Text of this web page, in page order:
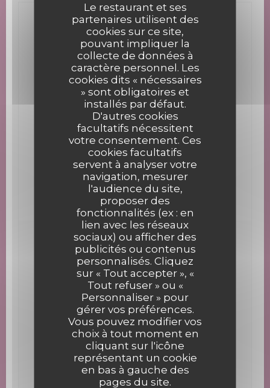
Le restaurant et ses
partenaires utilisent des
cookies sur ce site,
pouvant impliquer la
collecte de données à
caractère personnel. Les
cookies dits « nécessaires
» sont obligatoires et
installés par défaut.
D'autres cookies
facultatifs nécessitent
votre consentement. Ces
cookies facultatifs
servent à analyser votre
navigation, mesurer
l'audience du site,
proposer des
fonctionnalités (ex : en
lien avec les réseaux
sociaux) ou afficher des
publicités ou contenus
personnalisés. Cliquez
sur « Tout accepter », «
Tout refuser » ou «
Personnaliser » pour
gérer vos préférences.
Vous pouvez modifier vos
choix à tout moment en
cliquant sur l'icône
représentant un cookie
en bas à gauche des
pages du site.
Infos pratiques
Cuisine
Française
Type de restaurant
Restaurant
Services
Terrasse, Privatisation, Parking, Accès Wifi,
Accès aux personnes à mobilité réduite
Moyens de paiement
Visa, Maestro, Eurocard/Mastercard, Espèces,
Chèques, Carte Bleue
Horaires
Jeu 12h00 - 13h30
Vendredi 12h00 - 13h30 • 19h30 - 20h30 *
12h00 - 13h30 * • 19h30 - 20h30 *